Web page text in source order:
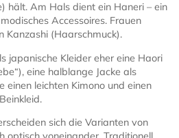
hält. Am Hals dient ein Haneri – ein
Accessoires. Frauen
Kanzashi (Haarschmuck).
japanische Kleider eher eine Haori
eine halblange Jacke als
einen leichten Kimono und einen
sich die Varianten von